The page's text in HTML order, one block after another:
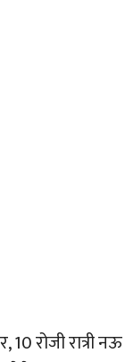
रोजी रात्री नऊ